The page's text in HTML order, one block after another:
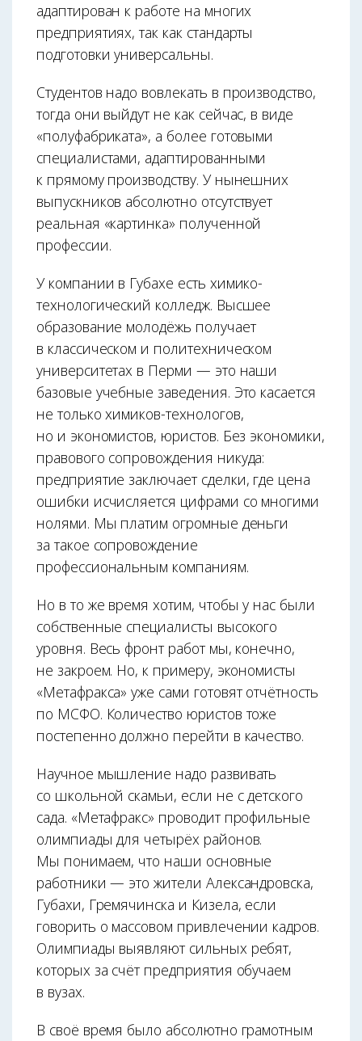
адаптирован к работе на многих
предприятиях, так как стандарты
подготовки универсальны.
Студентов надо вовлекать в производство,
тогда они выйдут не как сейчас, в виде
«полуфабриката», а более готовыми
специалистами, адаптированными
к прямому производству. У нынешних
выпускников абсолютно отсутствует
реальная «картинка» полученной
профессии.
У компании в Губахе есть химико-
технологический колледж. Высшее
образование молодёжь получает
в классичес­ком и политехническом
университетах в Перми — это наши
базовые учебные заведения. Это касается
не только химиков-технологов,
но и экономистов, юрис­тов. Без экономики,
правового сопровождения никуда:
предприятие заключает сделки, где цена
ошибки исчисляется цифрами со многими
нолями. Мы платим огромные деньги
за такое сопровождение
профессиональным компаниям.
Но в то же время хотим, чтобы у нас были
собственные специалисты высокого
уровня. Весь фронт работ мы, конечно,
не закроем. Но, к примеру, экономисты
«Метафракса» уже сами готовят отчётность
по МСФО. Количество юрис­тов тоже
постепенно должно перейти в качество.
Научное мышление надо развивать
со школьной скамьи, если не с детского
сада. «Метафракс» проводит профильные
олимпиады для четырёх районов.
Мы понимаем, что наши основные
работники — это жители Александровска,
Губахи, Гремячинска и Кизела, если
говорить о массовом привлечении кадров.
Олимпиады выявляют сильных ребят,
которых за счёт предприятия обучаем
в вузах.
В своё время было абсолютно грамотным